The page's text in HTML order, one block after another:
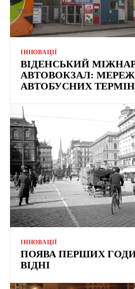
ІННОВАЦІЇ
ВІДЕНСЬКИЙ
АВТОВОКЗАЛ:
АВТОБУСНИХ
ІННОВАЦІЇ
ПОЯВА ПЕРШИХ
ВІДНІ